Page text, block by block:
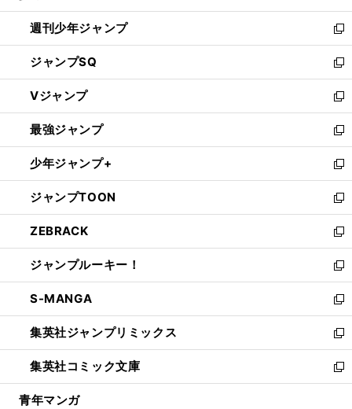
開
く
週刊少年ジャンプ
新
し
い
ウ
ィ
ン
ド
ウ
で
開
く
ジャンプSQ
新
し
い
ウ
ィ
ン
ド
ウ
で
開
く
Vジャンプ
新
し
い
ウ
ィ
ン
ド
ウ
で
開
く
最強ジャンプ
新
し
い
ウ
ィ
ン
ド
ウ
で
開
く
少年ジャンプ+
新
し
い
ウ
ィ
ン
ド
ウ
で
開
く
ジャンプTOON
新
し
い
ウ
ィ
ン
ド
ウ
で
開
く
ZEBRACK
新
し
い
ウ
ィ
ン
ド
ウ
で
開
ジャンプルーキー！
新
し
い
ウ
ィ
ン
ド
ウ
S-MANGA
新
し
い
ウ
ィ
ン
集英社ジャンプリミックス
新
し
い
ウ
集英社コミック文庫
新
し
青年マンガ